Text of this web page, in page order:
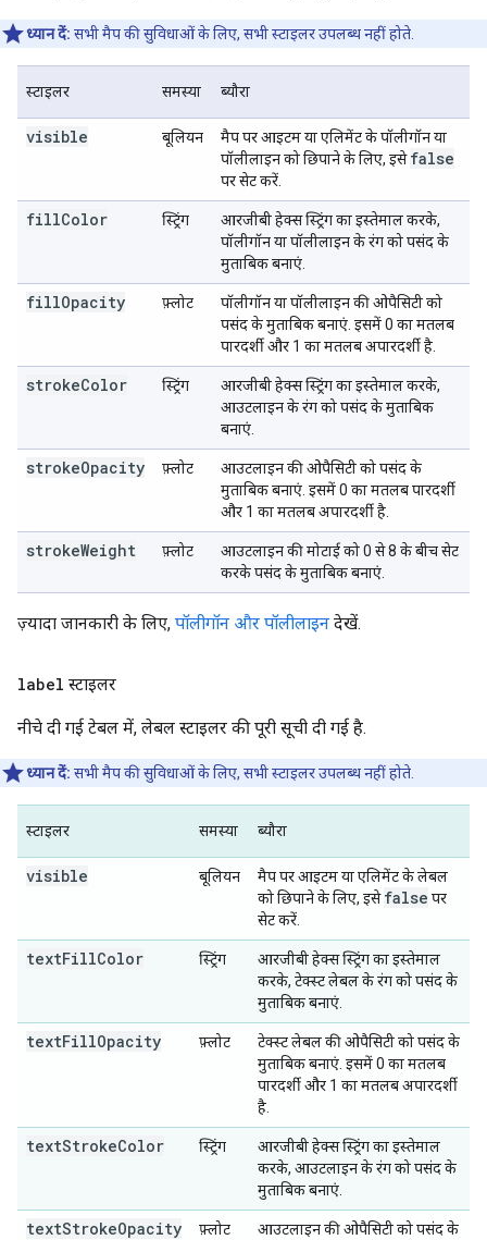
ध्यान दें: सभी मैप की सुविधाओं के लिए, सभी स्टाइलर उपलब्ध नहीं होते.
स्टाइलर समस्या ब्यौरा
visible बूलियन
मैप पर आइटम या एलिमेंट के पॉलीगॉन या
पॉलीलाइन को छिपाने के लिए, इसेfalse
पर सेट करें.
fillColor स्ट्रिंग
आरजीबी हेक्स स्ट्रिंग का इस्तेमाल करके,
पॉलीगॉन या पॉलीलाइन के रंग को पसंद के
मुताबिक बनाएं.
fillOpacity फ़्लोट
पॉलीगॉन या पॉलीलाइन की ओपैसिटी को
पसंद के मुताबिक बनाएं. इसमें 0 का मतलब
पारदर्शी और 1 का मतलब अपारदर्शी है.
strokeColor स्ट्रिंग
आरजीबी हेक्स स्ट्रिंग का इस्तेमाल करके,
आउटलाइन के रंग को पसंद के मुताबिक
बनाएं.
strokeOpacity फ़्लोट
आउटलाइन की ओपैसिटी को पसंद के
मुताबिक बनाएं. इसमें 0 का मतलब पारदर्शी
और 1 का मतलब अपारदर्शी है.
strokeWeight फ़्लोट
आउटलाइन की मोटाई को 0 से 8 के बीच सेट
करके पसंद के मुताबिक बनाएं.
ज़्यादा जानकारी के लिए, पॉलीगॉन और पॉलीलाइन देखें.
label स्टाइलर
नीचे दी गई टेबल में, लेबल स्टाइलर की पूरी सूची दी गई है.
ध्यान दें: सभी मैप की सुविधाओं के लिए, सभी स्टाइलर उपलब्ध नहीं होते.
स्टाइलर समस्या ब्यौरा
visible बूलियन
मैप पर आइटम या एलिमेंट के लेबल
को छिपाने के लिए, इसेfalse पर
सेट करें.
textFillColor स्ट्रिंग
आरजीबी हेक्स स्ट्रिंग का इस्तेमाल
करके, टेक्स्ट लेबल के रंग को पसंद के
मुताबिक बनाएं.
textFillOpacity फ़्लोट
टेक्स्ट लेबल की ओपैसिटी को पसंद के
मुताबिक बनाएं. इसमें 0 का मतलब
पारदर्शी और 1 का मतलब अपारदर्शी
है.
textStrokeColor स्ट्रिंग
आरजीबी हेक्स स्ट्रिंग का इस्तेमाल
करके, आउटलाइन के रंग को पसंद के
मुताबिक बनाएं.
textStrokeOpacity फ़्लोट आउटलाइन की ओपैसिटी को पसंद के